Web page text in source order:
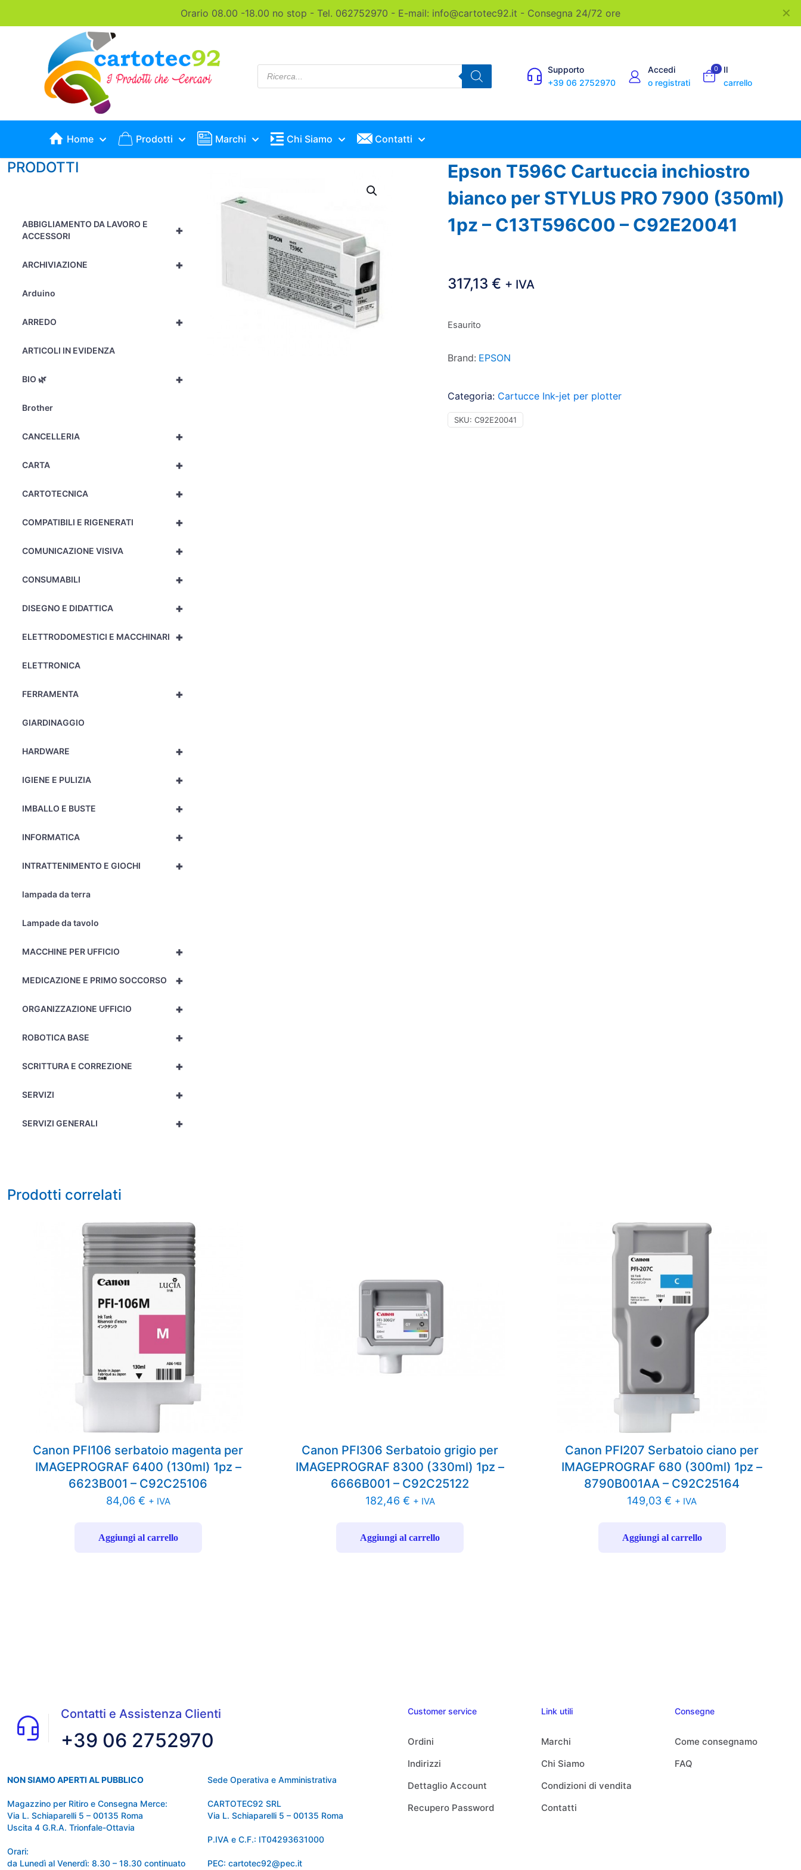
Orario 08.00 -18.00 no stop - Tel. 062752970 - E-mail: info@cartotec92.it - Consegna 24/72 ore ✕
Products
search
Supporto
+39 06 2752970
Accedi
o registrati
0
Il
carrello
Home Prodotti Marchi Chi Siamo Contatti
PRODOTTI
+
ABBIGLIAMENTO DA LAVORO E
ACCESSORI
+
ARCHIVIAZIONE
Arduino
+
ARREDO
ARTICOLI IN EVIDENZA
+
BIO 🌿
Brother
+
CANCELLERIA
+
CARTA
+
CARTOTECNICA
+
COMPATIBILI E RIGENERATI
+
COMUNICAZIONE VISIVA
+
CONSUMABILI
+
DISEGNO E DIDATTICA
+
ELETTRODOMESTICI E MACCHINARI
ELETTRONICA
+
FERRAMENTA
GIARDINAGGIO
+
HARDWARE
+
IGIENE E PULIZIA
+
IMBALLO E BUSTE
+
INFORMATICA
+
INTRATTENIMENTO E GIOCHI
lampada da terra
Lampade da tavolo
+
MACCHINE PER UFFICIO
+
MEDICAZIONE E PRIMO SOCCORSO
+
ORGANIZZAZIONE UFFICIO
+
ROBOTICA BASE
+
SCRITTURA E CORREZIONE
+
SERVIZI
+
SERVIZI GENERALI
Epson T596C Cartuccia inchiostro
bianco per STYLUS PRO 7900 (350ml)
1pz – C13T596C00 – C92E20041
317,13€ + IVA
Esaurito
Brand: EPSON
Categoria: Cartucce Ink-jet per plotter
SKU:C92E20041
Prodotti correlati
Canon PFI106 serbatoio magenta per
IMAGEPROGRAF 6400 (130ml) 1pz –
6623B001 – C92C25106
84,06 € + IVA
Aggiungi al carrello
Canon PFI306 Serbatoio grigio per
IMAGEPROGRAF 8300 (330ml) 1pz –
6666B001 – C92C25122
182,46 € + IVA
Aggiungi al carrello
Canon PFI207 Serbatoio ciano per
IMAGEPROGRAF 680 (300ml) 1pz –
8790B001AA – C92C25164
149,03€ + IVA
Aggiungi al carrello
Contatti e Assistenza Clienti
+39 06 2752970
NON SIAMO APERTI AL PUBBLICO
Magazzino per Ritiro e Consegna Merce:
Via L. Schiaparelli 5 – 00135 Roma
Uscita 4 G.R.A. Trionfale-Ottavia
Orari:
da Lunedì al Venerdì: 8.30 – 18.30 continuato
Sede Operativa e Amministrativa
CARTOTEC92 SRL
Via L. Schiaparelli 5 – 00135 Roma
P.IVA e C.F.: IT04293631000
PEC: cartotec92@pec.it
Customer service
Ordini
Indirizzi
Dettaglio Account
Recupero Password
Link utili
Marchi
Chi Siamo
Condizioni di vendita
Contatti
Consegne
Come consegnamo
FAQ